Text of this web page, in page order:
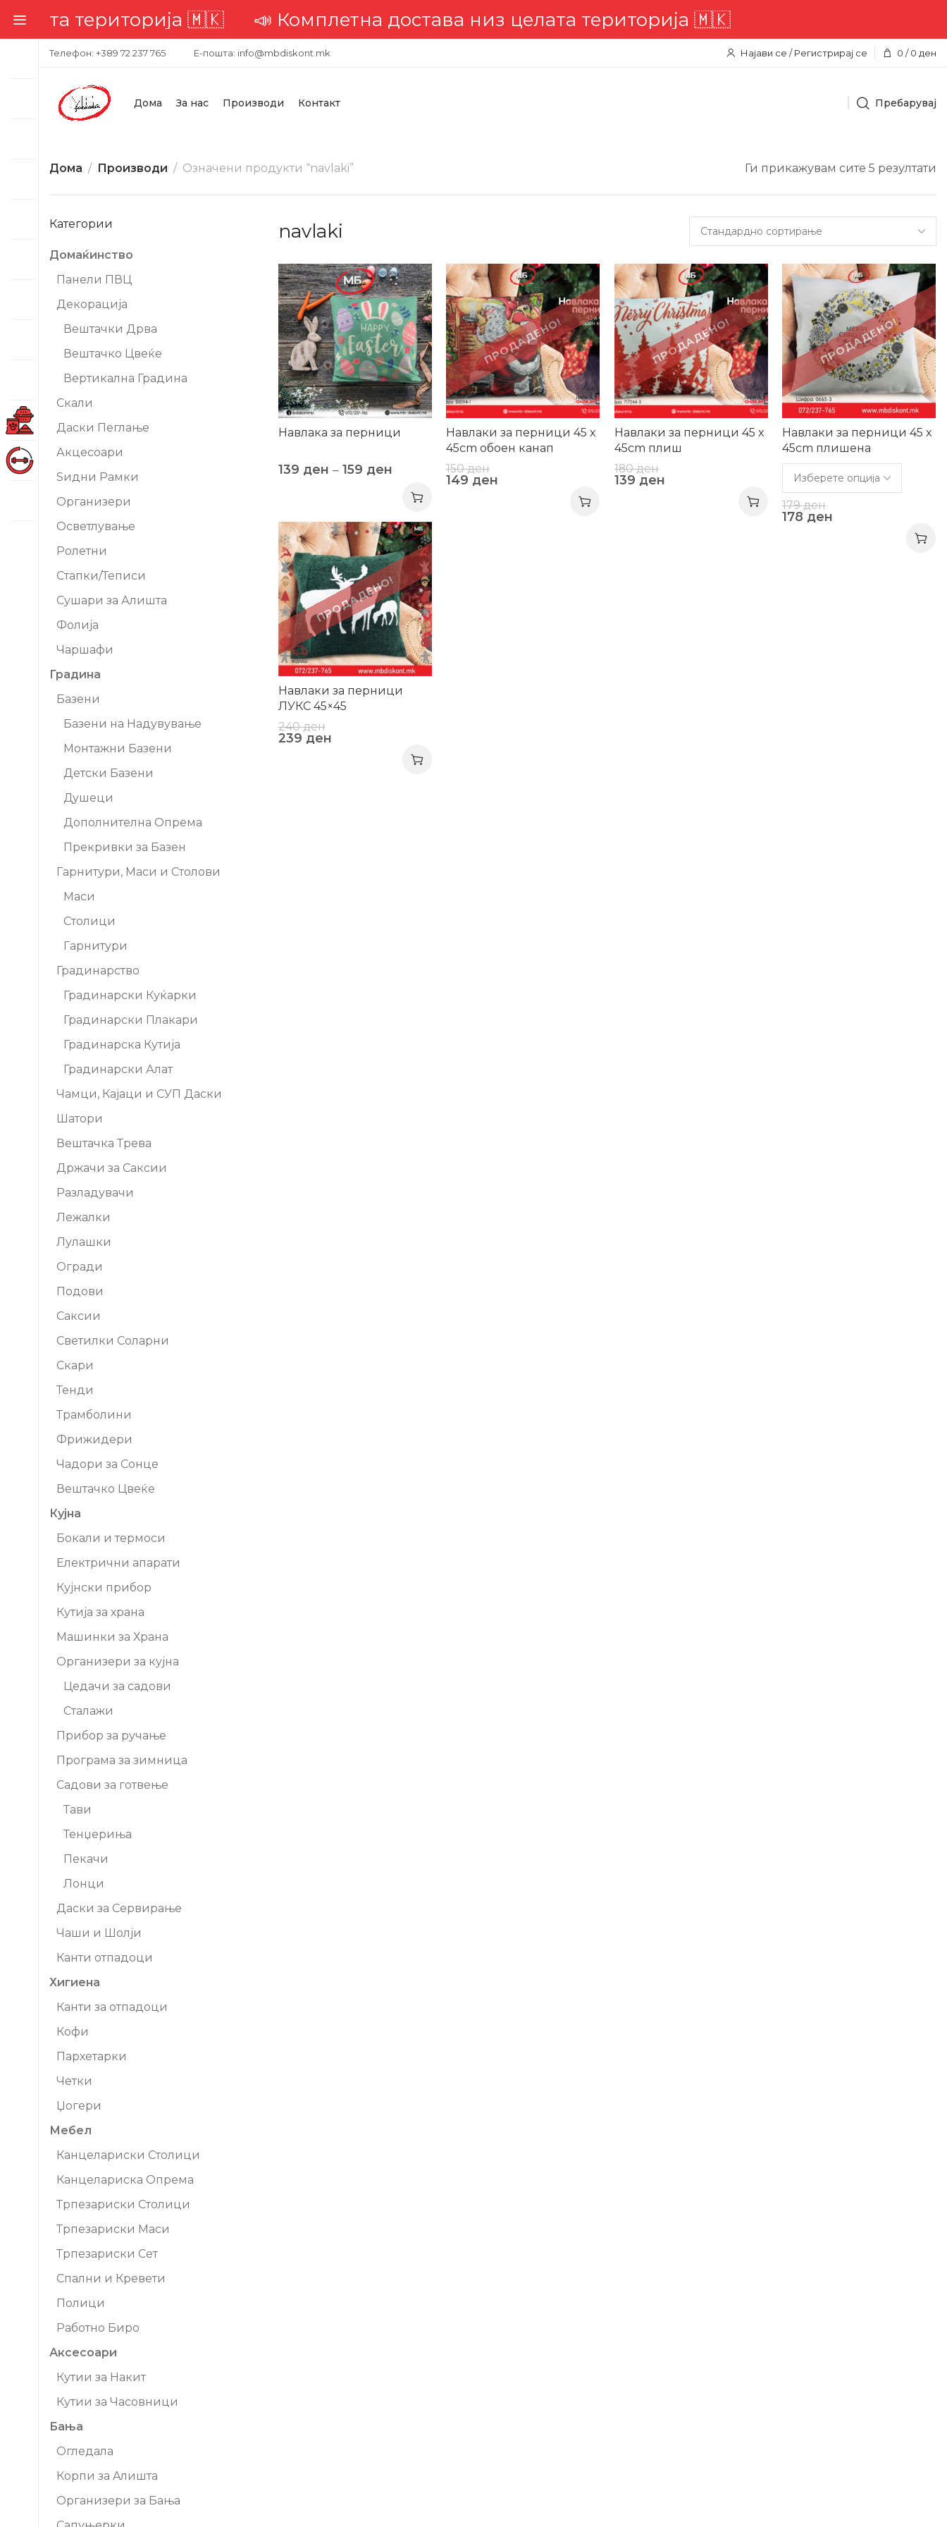
територија 🇲🇰📣 Комплетна достава низ целата територија 🇲🇰
Телефон: +389 72 237 765 Е-пошта: info@mbdiskont.mk Најави се / Регистрирај се 0 / 0 ден
Дома За нас Производи Контакт Пребарувај
Дома Производи Означени продукти “navlaki” Ги прикажувам сите 5 резултати
Категории
Домаќинство
Панели ПВЦ
Декорација
Вештачки Дрва
Вештачко Цвеќе
Вертикална Градина
Скали
Даски Пеглање
Акцесоари
Ѕидни Рамки
Организери
Осветлување
Ролетни
Стапки/Теписи
Сушари за Алишта
Фолија
Чаршафи
Градина
Базени
Базени на Надувување
Монтажни Базени
Детски Базени
Душеци
Дополнителна Опрема
Прекривки за Базен
Гарнитури, Маси и Столови
Маси
Столици
Гарнитури
Градинарство
Градинарски Куќарки
Градинарски Плакари
Градинарска Кутија
Градинарски Алат
Чамци, Кајаци и СУП Даски
Шатори
Вештачка Трева
Држачи за Саксии
Разладувачи
Лежалки
Лулашки
Огради
Подови
Саксии
Светилки Соларни
Скари
Тенди
Трамболини
Фрижидери
Чадори за Сонце
Вештачко Цвеќе
Кујна
Бокали и термоси
Електрични апарати
Кујнски прибор
Кутија за храна
Машинки за Храна
Организери за кујна
Цедачи за садови
Сталажи
Прибор за ручање
Програма за зимница
Садови за готвење
Тави
Тенџериња
Пекачи
Лонци
Даски за Сервирање
Чаши и Шолји
Канти отпадоци
Хигиена
Канти за отпадоци
Кофи
Пархетарки
Четки
Џогери
Мебел
Канцелариски Столици
Канцелариска Опрема
Трпезариски Столици
Трпезариски Маси
Трпезариски Сет
Спални и Кревети
Полици
Работно Биро
Аксесоари
Кутии за Накит
Кутии за Часовници
Бања
Огледала
Корпи за Aлишта
Организери за Бања
navlaki
Навлака за перници
139 ден – 159 ден
ПРОДАДЕНО!
-1%
Навлаки за перници 45 x
45cm обоен канап
150ден
149 ден
ПРОДАДЕНО!
-23%
Навлаки за перници 45 x
45cm плиш
новогодишен декор
180ден
139 ден
ПРОДАДЕНО!
-1%
Навлаки за перници 45 x
45cm плишена
179ден
178 ден
ПРОДАДЕНО!
-0%
Навлаки за перници
ЛУКС 45×45
240ден
239 ден